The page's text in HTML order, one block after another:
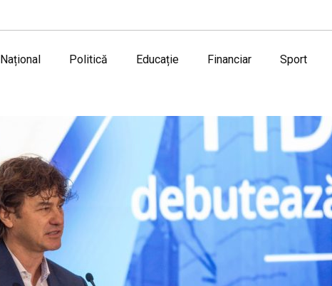
Național Politică Educație Financiar Sport